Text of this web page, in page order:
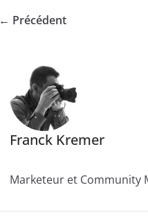
← Précédent
Franck Kremer
Marketeur et Community